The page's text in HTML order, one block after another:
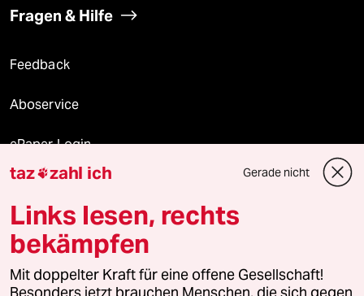
Fragen & Hilfe
Feedback
Aboservice
ePaper Login
Downloads für Abonnierende
© 2026 taz Verlags und Vertriebs GmbH
Alle Rechte vorbehalten. Bei rechtlichen Fragen oder für Genehmigungen
wenden Sie sich bitte an
lizenzen@taz.de
taz zahl ich Gerade nicht
Links lesen, rechts
bekämpfen
Mit doppelter Kraft für eine offene Gesellschaft!